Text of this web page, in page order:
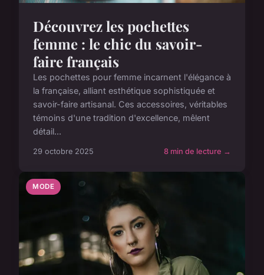
Découvrez les pochettes
femme : le chic du savoir-
faire français
Les pochettes pour femme incarnent l'élégance à
la française, alliant esthétique sophistiquée et
savoir-faire artisanal. Ces accessoires, véritables
témoins d'une tradition d'excellence, mêlent
détail...
29 octobre 2025 8 min de lecture →
MODE